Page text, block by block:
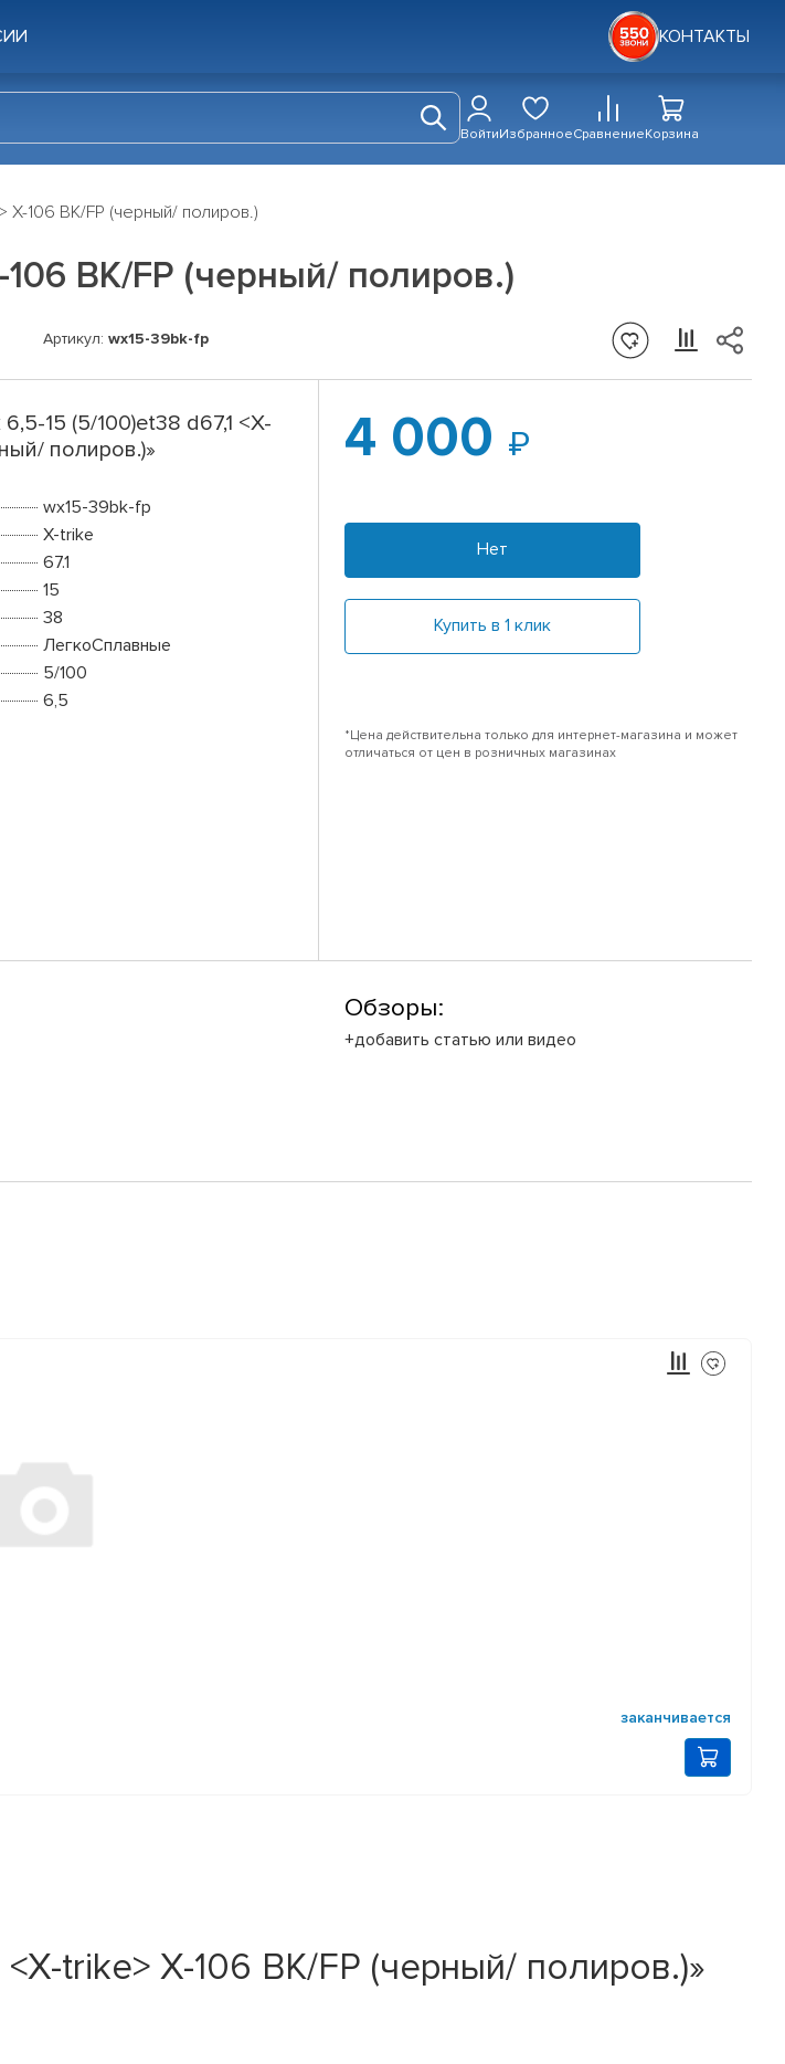
КОНТАКТЫ
ВойтиИзбранноеСравнениеКорзина
X-106 BK/FP (черный/ полиров.)
BK/FP (черный/ полиров.)
Артикул: wx15-39bk-fp
15 (5/100)et38 d67,1 <X-
полиров.)»
wx15-39bk-fp
X-trike
67.1
15
38
ЛегкоСплавные
5/100
6,5
4 000
Нет
Купить в 1 клик
*Цена действительна только для интернет-магазина и может
отличаться от цен в розничных магазинах
Обзоры:
+добавить статью или видео
заканчивается
trike> X-106 BK/FP (черный/ полиров.)»